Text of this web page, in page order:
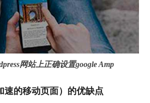
网站上正确设置google Amp
速的移动页面）的优缺点